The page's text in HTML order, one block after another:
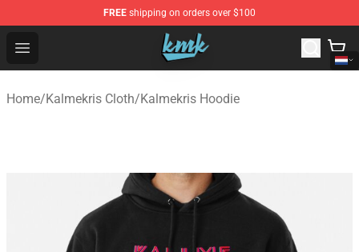
FREE shipping on orders over $100
Open menu
KallMeKris Store - Official KallMeKris Merchandise Shop
Home/Kalmekris Cloth/Kalmekris Hoodie